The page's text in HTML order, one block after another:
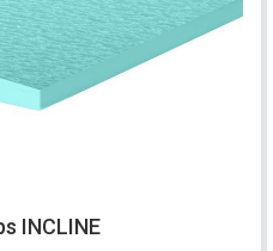
INCLINE